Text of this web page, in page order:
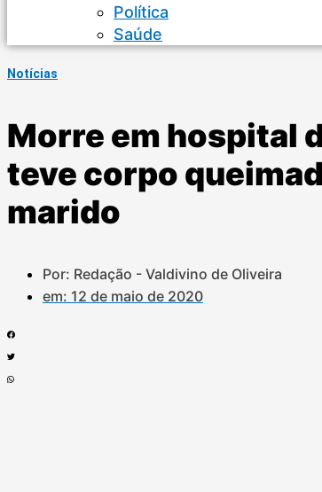
Política
Saúde
Notícias
Morre em hospital
teve corpo
marido
Por: Redação - Valdivino de Oliveira
em: 12 de maio de 2020